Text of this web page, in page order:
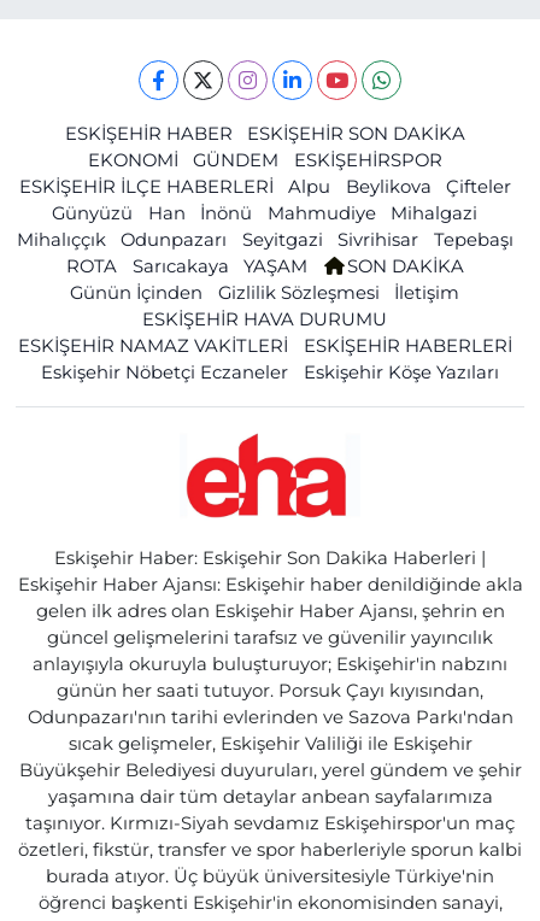
ESKİŞEHİR HABER
ESKİŞEHİR SON DAKİKA
EKONOMİ
GÜNDEM
ESKİŞEHİRSPOR
ESKİŞEHİR İLÇE HABERLERİ
Alpu Beylikova
Çifteler
Günyüzü
Han İnönü Mahmudiye
Mihalgazi
Mihalıççık
Odunpazarı Seyitgazi Sivrihisar
Tepebaşı
ROTA
Sarıcakaya YAŞAM
SON DAKİKA
Günün İçinden
Gizlilik Sözleşmesi
İletişim
ESKİŞEHİR HAVA DURUMU
ESKİŞEHİR NAMAZ VAKİTLERİ
ESKİŞEHİR HABERLERİ
Eskişehir Nöbetçi Eczaneler
Eskişehir Köşe Yazıları
Eskişehir Haber: Eskişehir Son Dakika Haberleri |
Eskişehir Haber Ajansı: Eskişehir haber denildiğinde akla
gelen ilk adres olan Eskişehir Haber Ajansı, şehrin en
güncel gelişmelerini tarafsız ve güvenilir yayıncılık
anlayışıyla okuruyla buluşturuyor; Eskişehir'in nabzını
günün her saati tutuyor. Porsuk Çayı kıyısından,
Odunpazarı'nın tarihi evlerinden ve Sazova Parkı'ndan
sıcak gelişmeler, Eskişehir Valiliği ile Eskişehir
Büyükşehir Belediyesi duyuruları, yerel gündem ve şehir
yaşamına dair tüm detaylar anbean sayfalarımıza
taşınıyor. Kırmızı-Siyah sevdamız Eskişehirspor'un maç
özetleri, fikstür, transfer ve spor haberleriyle sporun kalbi
burada atıyor. Üç büyük üniversitesiyle Türkiye'nin
öğrenci başkenti Eskişehir'in ekonomisinden sanayi,